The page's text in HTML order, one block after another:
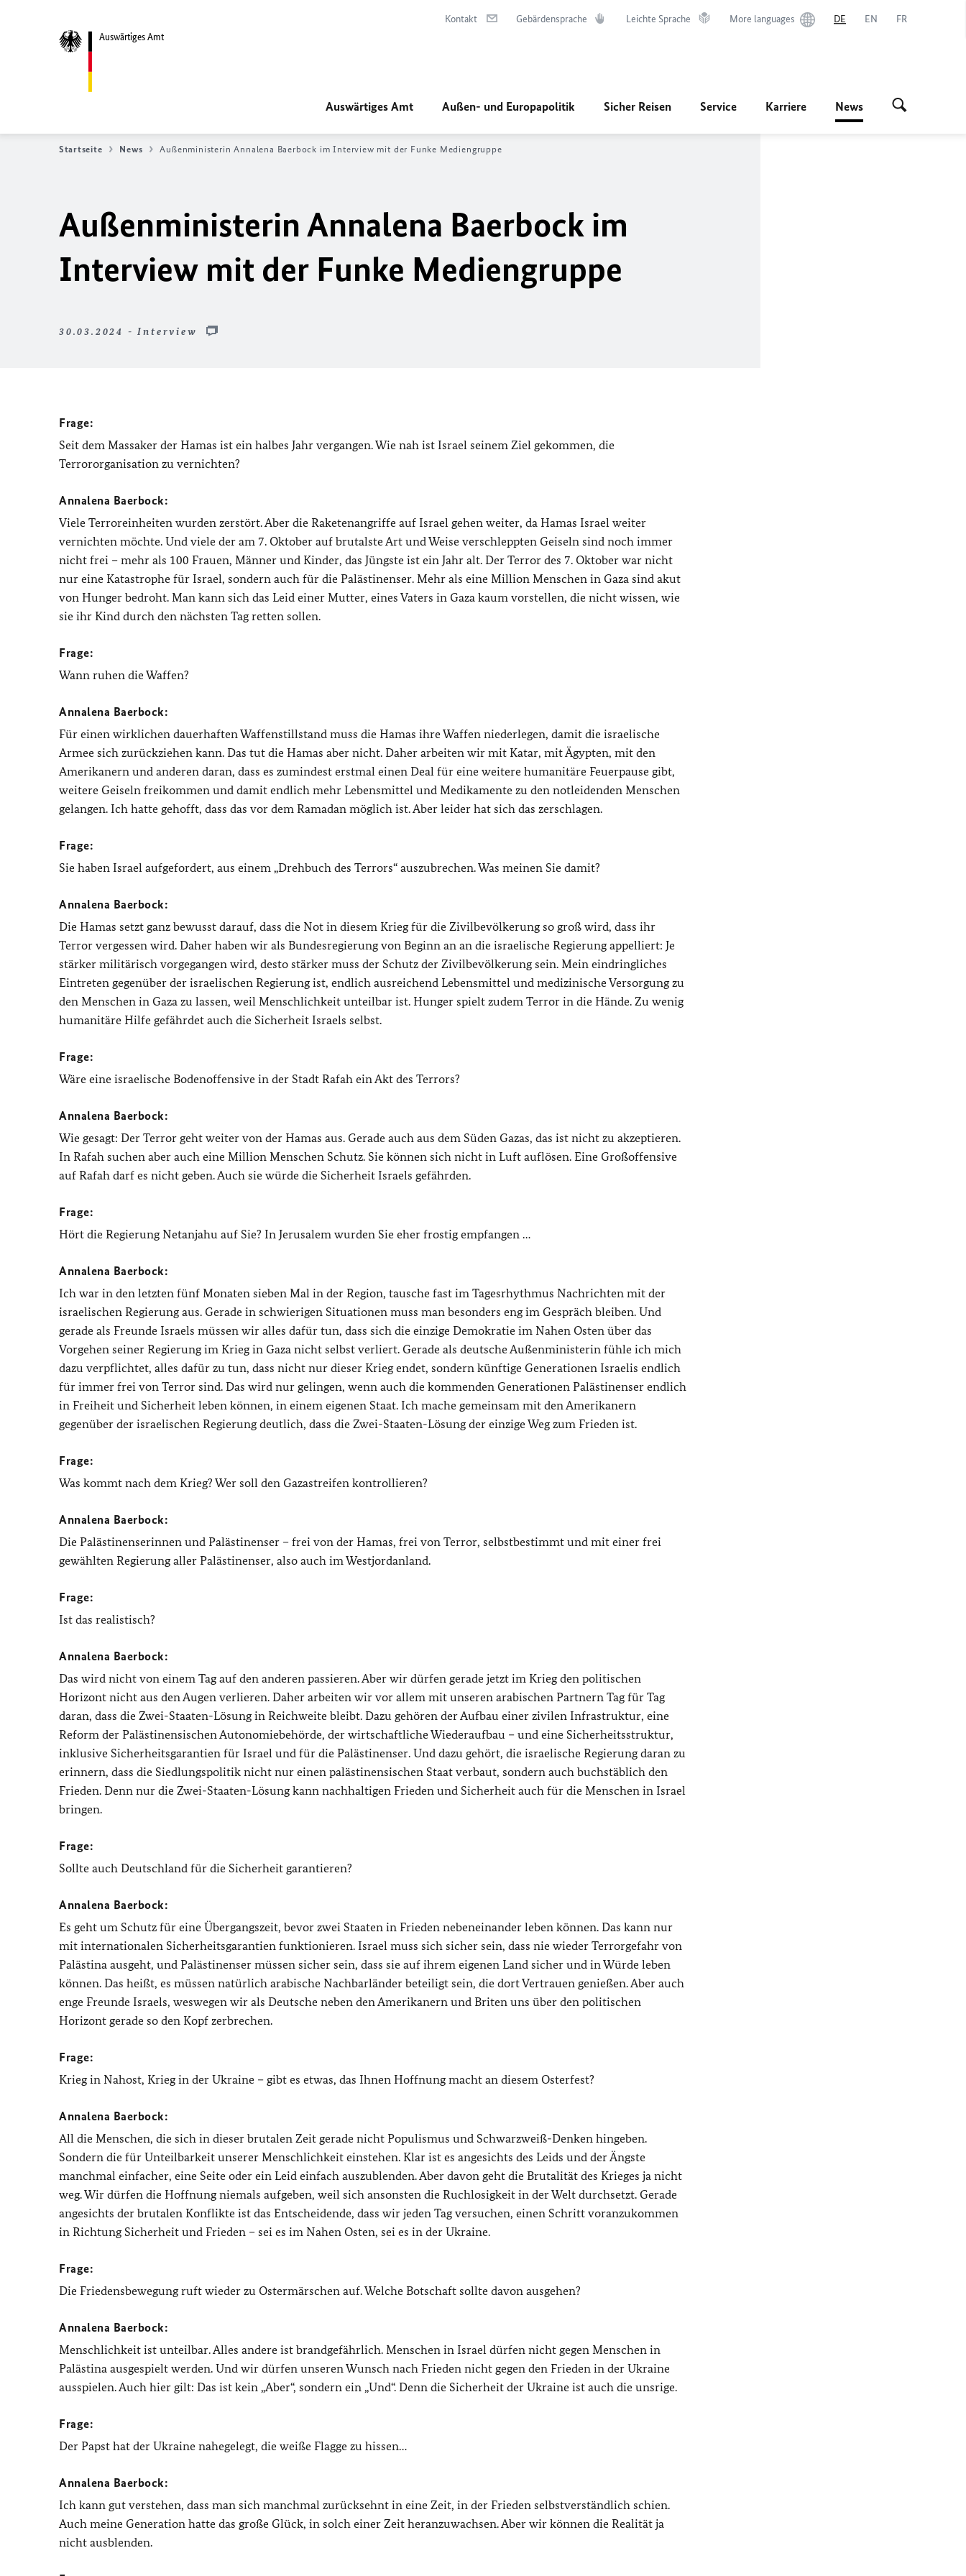
Auswärtiges Amt
Kontakt Gebärdensprache Leichte Sprache More languages DE EN FR
Auswärtiges Amt Außen- und Europapolitik Sicher Reisen Service Karriere News
Startseite News Außenministerin Annalena Baerbock im Interview mit der Funke Mediengruppe
Außenministerin Annalena Baerbock im
Interview mit der Funke Mediengruppe
30.03.2024 - Interview
Frage:
Seit dem Massaker der Hamas ist ein halbes Jahr vergangen. Wie nah ist Israel seinem Ziel gekommen, die
Terrororganisation zu vernichten?
Annalena Baerbock:
Viele Terroreinheiten wurden zerstört. Aber die Raketenangriffe auf Israel gehen weiter, da Hamas Israel weiter
vernichten möchte. Und viele der am 7. Oktober auf brutalste Art und Weise verschleppten Geiseln sind noch immer
nicht frei – mehr als 100 Frauen, Männer und Kinder, das Jüngste ist ein Jahr alt. Der Terror des 7. Oktober war nicht
nur eine Katastrophe für Israel, sondern auch für die Palästinenser. Mehr als eine Million Menschen in Gaza sind akut
von Hunger bedroht. Man kann sich das Leid einer Mutter, eines Vaters in Gaza kaum vorstellen, die nicht wissen, wie
sie ihr Kind durch den nächsten Tag retten sollen.
Frage:
Wann ruhen die Waffen?
Annalena Baerbock:
Für einen wirklichen dauerhaften Waffenstillstand muss die Hamas ihre Waffen niederlegen, damit die israelische
Armee sich zurückziehen kann. Das tut die Hamas aber nicht. Daher arbeiten wir mit Katar, mit Ägypten, mit den
Amerikanern und anderen daran, dass es zumindest erstmal einen Deal für eine weitere humanitäre Feuerpause gibt,
weitere Geiseln freikommen und damit endlich mehr Lebensmittel und Medikamente zu den notleidenden Menschen
gelangen. Ich hatte gehofft, dass das vor dem Ramadan möglich ist. Aber leider hat sich das zerschlagen.
Frage:
Sie haben Israel aufgefordert, aus einem „Drehbuch des Terrors“ auszubrechen. Was meinen Sie damit?
Annalena Baerbock:
Die Hamas setzt ganz bewusst darauf, dass die Not in diesem Krieg für die Zivilbevölkerung so groß wird, dass ihr
Terror vergessen wird. Daher haben wir als Bundesregierung von Beginn an an die israelische Regierung appelliert: Je
stärker militärisch vorgegangen wird, desto stärker muss der Schutz der Zivilbevölkerung sein. Mein eindringliches
Eintreten gegenüber der israelischen Regierung ist, endlich ausreichend Lebensmittel und medizinische Versorgung zu
den Menschen in Gaza zu lassen, weil Menschlichkeit unteilbar ist. Hunger spielt zudem Terror in die Hände. Zu wenig
humanitäre Hilfe gefährdet auch die Sicherheit Israels selbst.
Frage:
Wäre eine israelische Bodenoffensive in der Stadt Rafah ein Akt des Terrors?
Annalena Baerbock:
Wie gesagt: Der Terror geht weiter von der Hamas aus. Gerade auch aus dem Süden Gazas, das ist nicht zu akzeptieren.
In Rafah suchen aber auch eine Million Menschen Schutz. Sie können sich nicht in Luft auflösen. Eine Großoffensive
auf Rafah darf es nicht geben. Auch sie würde die Sicherheit Israels gefährden.
Frage:
Hört die Regierung Netanjahu auf Sie? In Jerusalem wurden Sie eher frostig empfangen …
Annalena Baerbock:
Ich war in den letzten fünf Monaten sieben Mal in der Region, tausche fast im Tagesrhythmus Nachrichten mit der
israelischen Regierung aus. Gerade in schwierigen Situationen muss man besonders eng im Gespräch bleiben. Und
gerade als Freunde Israels müssen wir alles dafür tun, dass sich die einzige Demokratie im Nahen Osten über das
Vorgehen seiner Regierung im Krieg in Gaza nicht selbst verliert. Gerade als deutsche Außenministerin fühle ich mich
dazu verpflichtet, alles dafür zu tun, dass nicht nur dieser Krieg endet, sondern künftige Generationen Israelis endlich
für immer frei von Terror sind. Das wird nur gelingen, wenn auch die kommenden Generationen Palästinenser endlich
in Freiheit und Sicherheit leben können, in einem eigenen Staat. Ich mache gemeinsam mit den Amerikanern
gegenüber der israelischen Regierung deutlich, dass die Zwei-Staaten-Lösung der einzige Weg zum Frieden ist.
Frage:
Was kommt nach dem Krieg? Wer soll den Gazastreifen kontrollieren?
Annalena Baerbock:
Die Palästinenserinnen und Palästinenser – frei von der Hamas, frei von Terror, selbstbestimmt und mit einer frei
gewählten Regierung aller Palästinenser, also auch im Westjordanland.
Frage:
Ist das realistisch?
Annalena Baerbock:
Das wird nicht von einem Tag auf den anderen passieren. Aber wir dürfen gerade jetzt im Krieg den politischen
Horizont nicht aus den Augen verlieren. Daher arbeiten wir vor allem mit unseren arabischen Partnern Tag für Tag
daran, dass die Zwei-Staaten-Lösung in Reichweite bleibt. Dazu gehören der Aufbau einer zivilen Infrastruktur, eine
Reform der Palästinensischen Autonomiebehörde, der wirtschaftliche Wiederaufbau – und eine Sicherheitsstruktur,
inklusive Sicherheitsgarantien für Israel und für die Palästinenser. Und dazu gehört, die israelische Regierung daran zu
erinnern, dass die Siedlungspolitik nicht nur einen palästinensischen Staat verbaut, sondern auch buchstäblich den
Frieden. Denn nur die Zwei-Staaten-Lösung kann nachhaltigen Frieden und Sicherheit auch für die Menschen in Israel
bringen.
Frage:
Sollte auch Deutschland für die Sicherheit garantieren?
Annalena Baerbock:
Es geht um Schutz für eine Übergangszeit, bevor zwei Staaten in Frieden nebeneinander leben können. Das kann nur
mit internationalen Sicherheitsgarantien funktionieren. Israel muss sich sicher sein, dass nie wieder Terrorgefahr von
Palästina ausgeht, und Palästinenser müssen sicher sein, dass sie auf ihrem eigenen Land sicher und in Würde leben
können. Das heißt, es müssen natürlich arabische Nachbarländer beteiligt sein, die dort Vertrauen genießen. Aber auch
enge Freunde Israels, weswegen wir als Deutsche neben den Amerikanern und Briten uns über den politischen
Horizont gerade so den Kopf zerbrechen.
Frage:
Krieg in Nahost, Krieg in der Ukraine – gibt es etwas, das Ihnen Hoffnung macht an diesem Osterfest?
Annalena Baerbock:
All die Menschen, die sich in dieser brutalen Zeit gerade nicht Populismus und Schwarzweiß-Denken hingeben.
Sondern die für Unteilbarkeit unserer Menschlichkeit einstehen. Klar ist es angesichts des Leids und der Ängste
manchmal einfacher, eine Seite oder ein Leid einfach auszublenden. Aber davon geht die Brutalität des Krieges ja nicht
weg. Wir dürfen die Hoffnung niemals aufgeben, weil sich ansonsten die Ruchlosigkeit in der Welt durchsetzt. Gerade
angesichts der brutalen Konflikte ist das Entscheidende, dass wir jeden Tag versuchen, einen Schritt voranzukommen
in Richtung Sicherheit und Frieden – sei es im Nahen Osten, sei es in der Ukraine.
Frage:
Die Friedensbewegung ruft wieder zu Ostermärschen auf. Welche Botschaft sollte davon ausgehen?
Annalena Baerbock:
Menschlichkeit ist unteilbar. Alles andere ist brandgefährlich. Menschen in Israel dürfen nicht gegen Menschen in
Palästina ausgespielt werden. Und wir dürfen unseren Wunsch nach Frieden nicht gegen den Frieden in der Ukraine
ausspielen. Auch hier gilt: Das ist kein „Aber“, sondern ein „Und“. Denn die Sicherheit der Ukraine ist auch die unsrige.
Frage:
Der Papst hat der Ukraine nahegelegt, die weiße Flagge zu hissen…
Annalena Baerbock:
Ich kann gut verstehen, dass man sich manchmal zurücksehnt in eine Zeit, in der Frieden selbstverständlich schien.
Auch meine Generation hatte das große Glück, in solch einer Zeit heranzuwachsen. Aber wir können die Realität ja
nicht ausblenden.